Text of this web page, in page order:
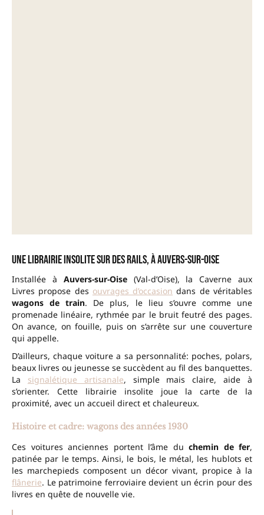
Une librairie insolite sur des rails, à Auvers-sur-Oise
Installée à Auvers-sur-Oise(Val-d’Oise), la Caverne aux
Livres propose des ouvrages d’occasion dans de véritables
wagons de train. De plus, le lieu s’ouvre comme une
promenade linéaire, rythmée par le bruit feutré des pages.
On avance, on fouille, puis on s’arrête sur une couverture
qui appelle.
D’ailleurs, chaque voiture a sa personnalité: poches, polars,
beaux livres ou jeunesse se succèdent au fil des banquettes.
La signalétique artisanale, simple mais claire, aide à
s’orienter. Cette librairie insolite joue la carte de la
proximité, avec un accueil direct et chaleureux.
Histoire et cadre: wagons des années 1930
Ces voitures anciennes portent l’âme du chemin de fer,
patinée par le temps. Ainsi, le bois, le métal, les hublots et
les marchepieds composent un décor vivant, propice à la
flânerie. Le patrimoine ferroviaire devient un écrin pour des
livres en quête de nouvelle vie.